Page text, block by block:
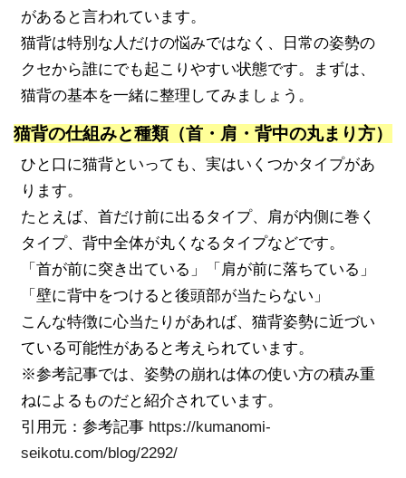
があると言われています。
猫背は特別な人だけの悩みではなく、日常の姿勢の
クセから誰にでも起こりやすい状態です。まずは、
猫背の基本を一緒に整理してみましょう。
猫背の仕組みと種類（首・肩・背中の丸まり方）
ひと口に猫背といっても、実はいくつかタイプがあ
ります。
たとえば、首だけ前に出るタイプ、肩が内側に巻く
タイプ、背中全体が丸くなるタイプなどです。
「首が前に突き出ている」「肩が前に落ちている」
「壁に背中をつけると後頭部が当たらない」
こんな特徴に心当たりがあれば、猫背姿勢に近づい
ている可能性があると考えられています。
※参考記事では、姿勢の崩れは体の使い方の積み重
ねによるものだと紹介されています。
引用元：参考記事 https://kumanomi-
seikotu.com/blog/2292/